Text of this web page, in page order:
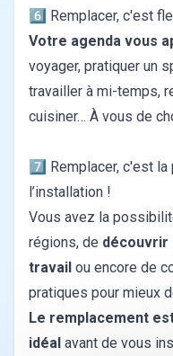
6️⃣ Remplacer, c'est
Votre agenda vous
voyager, pratiquer un
travailler à mi-temps,
cuisiner… À vous de
7️⃣ Remplacer, c'est
l’installation !
Vous avez la
régions, de découvrir
travail ou encore de
pratiques pour mieux
Le remplacement
idéal avant de vous